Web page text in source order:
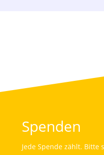
Spenden
Jede Spende zählt. Bitte